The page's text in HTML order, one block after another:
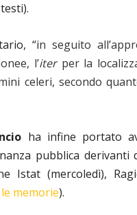
“in seguito
l’iterper la
celeri, secondo
ha infine portato
pubblica derivanti
Istat (mercoledì), R
le memorie).